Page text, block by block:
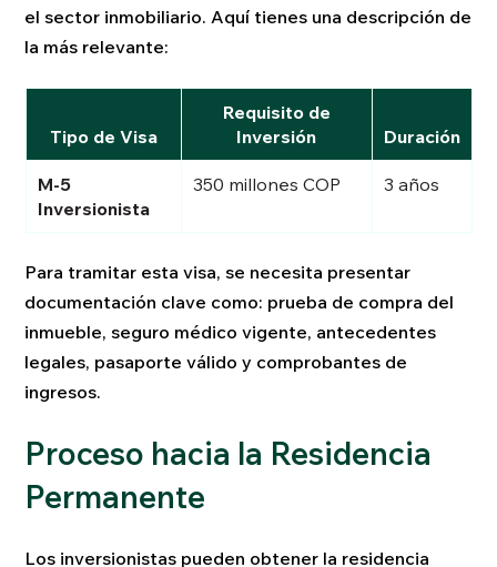
el sector inmobiliario. Aquí tienes una descripción de
la más relevante:
Tipo de Visa
Requisito de
Inversión
Duración
M-5
Inversionista
350 millones COP 3 años
Para tramitar esta visa, se necesita presentar
documentación clave como: prueba de compra del
inmueble, seguro médico vigente, antecedentes
legales, pasaporte válido y comprobantes de
ingresos.
Proceso hacia la Residencia
Permanente
Los inversionistas pueden obtener la residencia